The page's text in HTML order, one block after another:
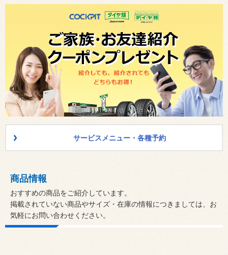
サービスメニュー・各種予約
商品情報
おすすめの商品をご紹介しています。
掲載されていない商品やサイズ・在庫の情報につきましては、お
気軽にお問い合わせください。